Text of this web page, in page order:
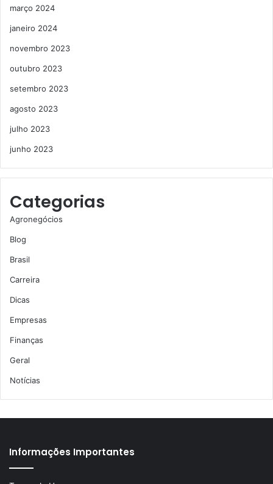
março 2024
janeiro 2024
novembro 2023
outubro 2023
setembro 2023
agosto 2023
julho 2023
junho 2023
Categorias
Agronegócios
Blog
Brasil
Carreira
Dicas
Empresas
Finanças
Geral
Notícias
Informações Importantes